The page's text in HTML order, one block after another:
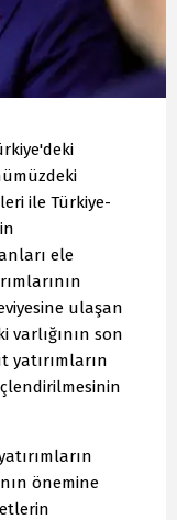
ile Türkiye-
ele
ulaşan
varlığının son
yatırımların
önemine